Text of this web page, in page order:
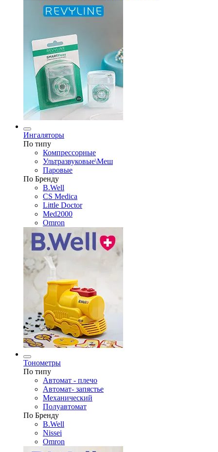
Ингаляторы
По типу
Компрессорные
Ультразвуковые\Меш
Паровые
По Бренду
B.Well
CS Medica
Little Doctor
Med2000
Omron
Тонометры
По типу
Автомат - плечо
Автомат- запястье
Механический
Полуавтомат
По Бренду
B.Well
Nissei
Omron